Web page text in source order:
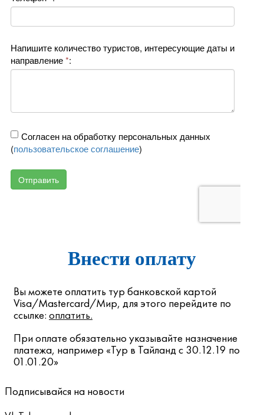
Внести оплату
Вы можете оплатить тур банковской картой
Visa/Mastercard/Мир, для этого перейдите по
ссылке: оплатить.
При оплате обязательно указывайте назначение
платежа, например «Тур в Тайланд с 30.12.19 по
01.01.20»
Подписывайся на новости